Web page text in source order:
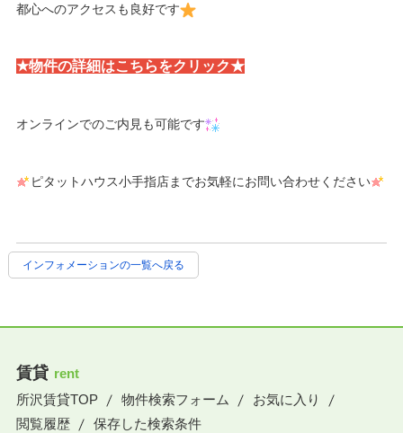
都心へのアクセスも良好です
★物件の詳細はこちらをクリック★
オンラインでのご内見も可能です
ピタットハウス小手指店までお気軽にお問い合わせください
インフォメーションの一覧へ戻る
賃貸 rent
所沢賃貸TOP
物件検索フォーム
お気に入り
閲覧履歴
保存した検索条件